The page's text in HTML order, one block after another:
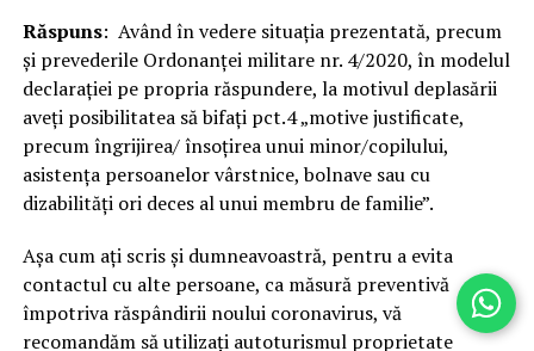
Răspuns: Având în vedere situația prezentată, precum
și prevederile Ordonanței militare nr. 4/2020, în modelul
declarației pe propria răspundere, la motivul deplasării
aveți posibilitatea să bifați pct.4 „motive justificate,
precum îngrijirea/ însoțirea unui minor/copilului,
asistența persoanelor vârstnice, bolnave sau cu
dizabilități ori deces al unui membru de familie”.
Așa cum ați scris și dumneavoastră, pentru a evita
contactul cu alte persoane, ca măsură preventivă
împotriva răspândirii noului coronavirus, vă
recomandăm să utilizați autoturismul proprietate